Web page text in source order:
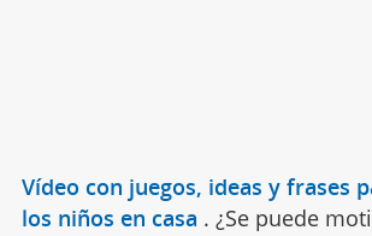
Vídeo con juegos, ideas y frases
los niños en casa . ¿Se puede